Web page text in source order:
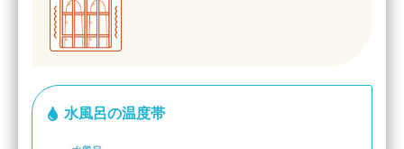
水風呂の温度帯